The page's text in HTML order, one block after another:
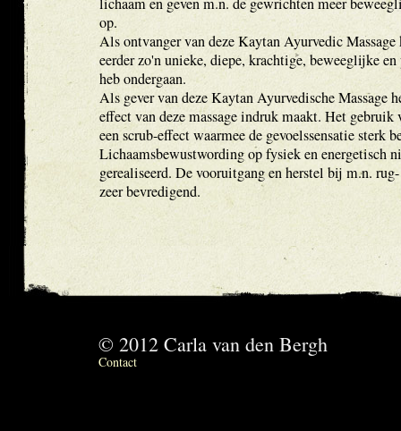
op.
Als ontvanger van deze Kaytan Ayurvedic
eerder zo'n unieke, diepe, krachtige, beweeglijke
heb ondergaan.
Als gever van deze Kaytan Ayurvedische Massage
effect van deze massage indruk maakt. Het gebruik
een scrub-effect waarmee de gevoelssensatie sterk
Lichaamsbewustwording op fysiek en energetisch
gerealiseerd. De vooruitgang en herstel bij m.n.
zeer bevredigend.
© 2012 Carla van den Bergh
Contact